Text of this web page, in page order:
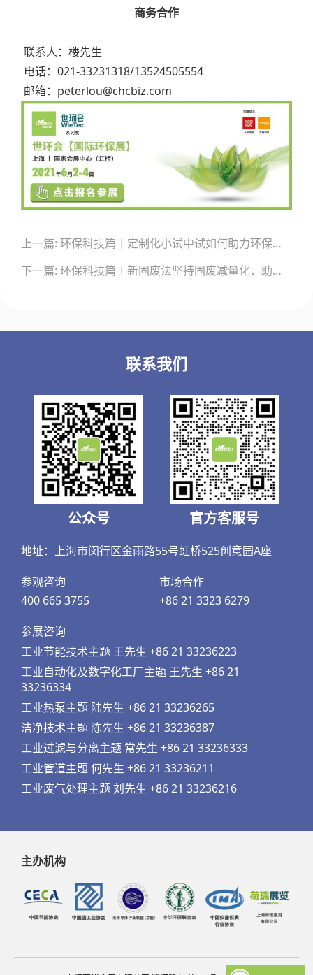
商务合作
联系人：楼先生
电话：021-33231318/13524505554
邮箱：peterlou@chcbiz.com
章
导
航
上一篇: 环保科技篇｜定制化小试中试如何助力环保新技术推向市场？
下一篇: 环保科技篇︱新固废法坚持固废减量化，助推“无废城市”建设
联系我们
公众号 官方客服号
地址：上海市闵行区金雨路55号虹桥525创意园A座
参观咨询
400 665 3755
市场合作
+86 21 3323 6279
参展咨询
工业节能技术主题 王先生 +86 21 33236223
工业自动化及数字化工厂主题 王先生 +86 21
33236334
工业热泵主题 陆先生 +86 21 33236265
洁净技术主题 陈先生 +86 21 33236387
工业过滤与分离主题 常先生 +86 21 33236333
工业管道主题 何先生 +86 21 33236211
工业废气处理主题 刘先生 +86 21 33236216
主办机构